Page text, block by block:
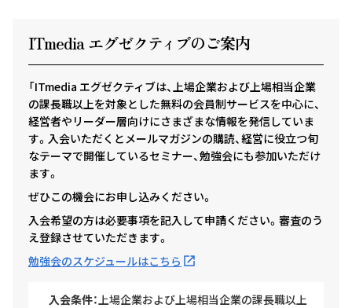
ITmedia エグゼクティ ブのご案内
「ITmedia エグゼクティブは、上場企業および上場相当企業
の課長職以上を対象とした無料の会員制サービスを中心に、
経営者やリーダー層向けにさまざまな情報を発信していま
す。入会いただくとメールマガジンの購読、経営に役立つ旬
なテーマで開催しているセミナー、勉強会にも参加いただけ
ます。
ぜひこの機会にお申し込みください。
入会希望の方は必要事項を記入して申請ください。審査のう
え登録させていただきます。
勉強会のスケジュールはこちら
入会条件： 上場企業および上場相当企業の課長職以上